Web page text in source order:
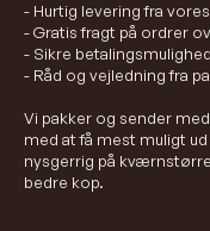
- Hurtig levering fra
- Gratis fragt på ordrer
- Sikre
- Råd og vejledning fra
Vi pakker og sender
med at få mest muligt
nysgerrig på
bedre kop.